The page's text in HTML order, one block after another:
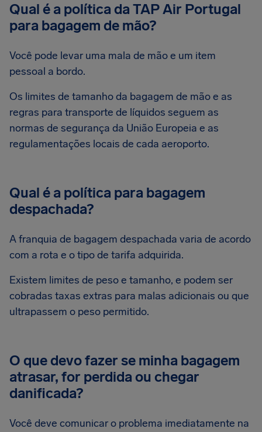
Qual é a política da TAP Air Portugal
para bagagem de mão?
Você pode levar uma mala de mão e um item
pessoal a bordo.
Os limites de tamanho da bagagem de mão e as
regras para transporte de líquidos seguem as
normas de segurança da União Europeia e as
regulamentações locais de cada aeroporto.
Qual é a política para bagagem
despachada?
A franquia de bagagem despachada varia de acordo
com a rota e o tipo de tarifa adquirida.
Existem limites de peso e tamanho, e podem ser
cobradas taxas extras para malas adicionais ou que
ultrapassem o peso permitido.
O que devo fazer se minha bagagem
atrasar, for perdida ou chegar
danificada?
Você deve comunicar o problema imediatamente na